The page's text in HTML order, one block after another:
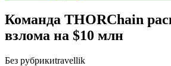
Команда THORChain
взлома на $10 млн
Без рубрикиtravellik